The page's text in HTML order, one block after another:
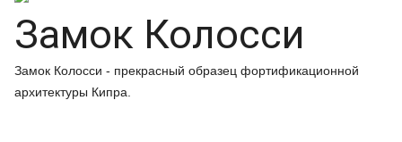
Замок Колосси
Замок Колосси - прекрасный образец фортификационной
архитектуры Кипра.